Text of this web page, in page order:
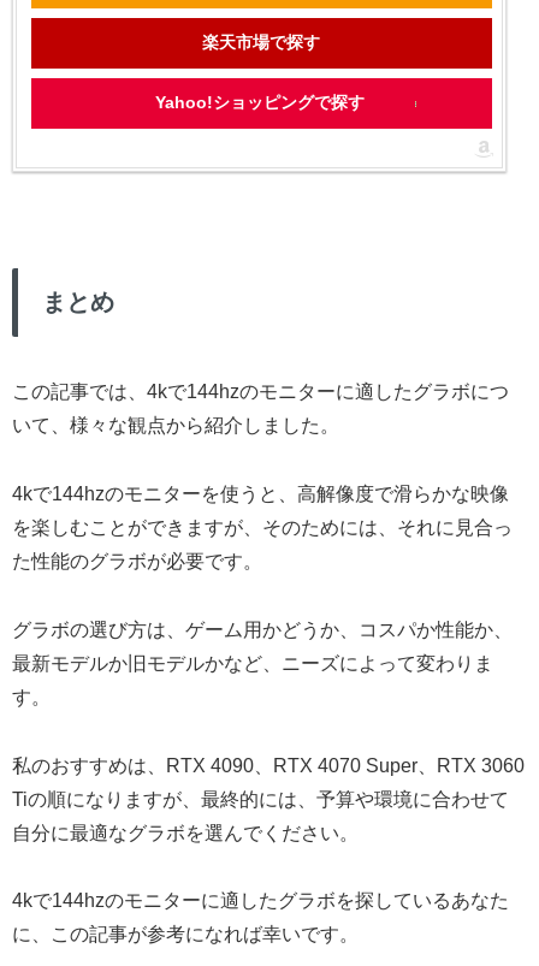
楽天市場で探す
Yahoo!ショッピングで探す
まとめ
この記事では、4kで144hzのモニターに適したグラボにつ
いて、様々な観点から紹介しました。
4kで144hzのモニターを使うと、高解像度で滑らかな映像
を楽しむことができますが、そのためには、それに見合っ
た性能のグラボが必要です。
グラボの選び方は、ゲーム用かどうか、コスパか性能か、
最新モデルか旧モデルかなど、ニーズによって変わりま
す。
私のおすすめは、RTX 4090、RTX 4070 Super、RTX 3060
Tiの順になりますが、最終的には、予算や環境に合わせて
自分に最適なグラボを選んでください。
4kで144hzのモニターに適したグラボを探しているあなた
に、この記事が参考になれば幸いです。